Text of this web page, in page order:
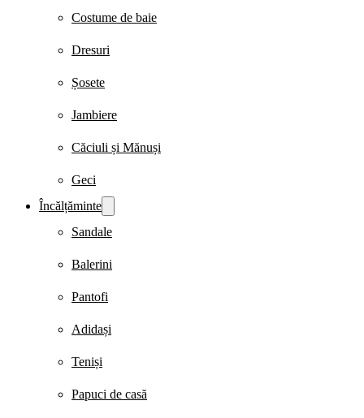
Costume de baie
Dresuri
Șosete
Jambiere
Căciuli și Mănuși
Geci
Încălțăminte
Sandale
Balerini
Pantofi
Adidași
Teniși
Papuci de casă